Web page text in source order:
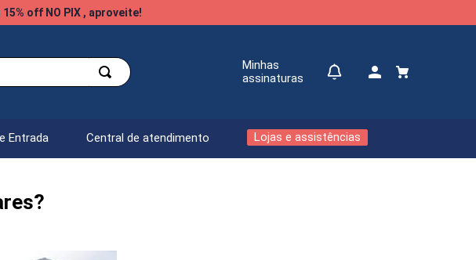
off NO PIX , aproveite!
Minhas
assinaturas
Entrada Central de atendimento Lojas e assistências